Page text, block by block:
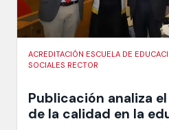
ACREDITACIÓN ESCUELA DE
SOCIALES RECTOR
Publicación analiza
de la calidad en la